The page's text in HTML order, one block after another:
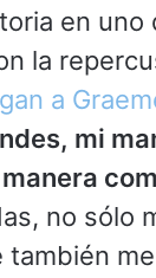
en
la
a
mi
no sólo
también